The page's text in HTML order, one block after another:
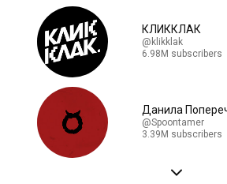
КЛИККЛАК
@klikklak
6.98M subscribers
Данила
@Spoontamer
3.39M subscribers